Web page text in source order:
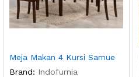
Meja Makan 4 Kursi Samue
Brand: Indofurnia